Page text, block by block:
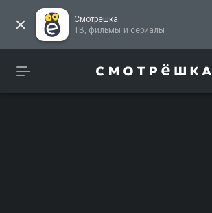
Смотрёшка
ТВ, фильмы и сериалы